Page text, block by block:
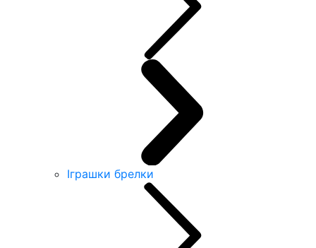
Іграшки брелки